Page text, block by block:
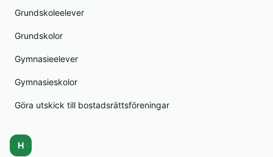
Grundskoleelever
Grundskolor
Gymnasieelever
Gymnasieskolor
Göra utskick till bostadsrättsföreningar
H